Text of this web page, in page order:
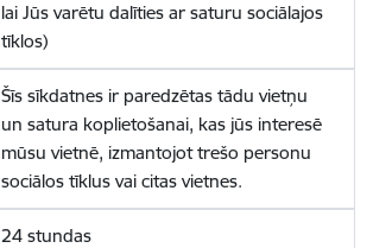
lai Jūs varētu dalīties ar saturu sociālajos
tīklos)
Šīs sīkdatnes ir paredzētas tādu vietņu
un satura koplietošanai, kas jūs interesē
mūsu vietnē, izmantojot trešo personu
sociālos tīklus vai citas vietnes.
24 stundas